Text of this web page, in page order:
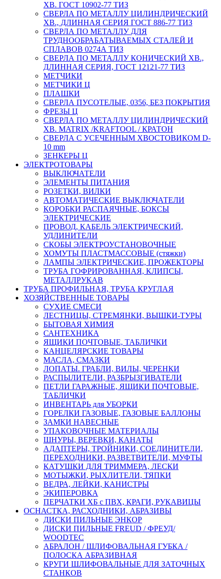
ХВ. ГОСТ 10902-77 ТИЗ
СВЕРЛА ПО МЕТАЛЛУ ЦИЛИНДРИЧЕСКИЙ
ХВ., ДЛИННАЯ СЕРИЯ ГОСТ 886-77 ТИЗ
СВЕРЛА ПО МЕТАЛЛУ ДЛЯ
ТРУДНООБРАБАТЫВАЕМЫХ СТАЛЕЙ И
СПЛАВОВ 0274А ТИЗ
СВЕРЛА ПО МЕТАЛЛУ КОНИЧЕСКИЙ ХВ.,
ДЛИННАЯ СЕРИЯ, ГОСТ 12121-77 ТИЗ
МЕТЧИКИ
МЕТЧИКИ Ц
ПЛАШКИ
СВЕРЛА ПУСОТЕЛЫЕ, 0356, БЕЗ ПОКРЫТИЯ
ФРЕЗЫ Ц
СВЕРЛА ПО МЕТАЛЛУ ЦИЛИНДРИЧЕСКИЙ
ХВ. MATRIX /KRAFTOOL / КРАТОН
СВЕРЛА С УСЕЧЕННЫМ ХВОСТОВИКОМ D-
10 mm
ЗЕНКЕРЫ Ц
ЭЛЕКТРОТОВАРЫ
ВЫКЛЮЧАТЕЛИ
ЭЛЕМЕНТЫ ПИТАНИЯ
РОЗЕТКИ, ВИЛКИ
АВТОМАТИЧЕСКИЕ ВЫКЛЮЧАТЕЛИ
КОРОБКИ РАСПАЯЧНЫЕ, БОКСЫ
ЭЛЕКТРИЧЕСКИЕ
ПРОВОД, КАБЕЛЬ ЭЛЕКТРИЧЕСКИЙ,
УДЛИНИТЕЛИ
СКОБЫ ЭЛЕКТРОУСТАНОВОЧНЫЕ
ХОМУТЫ ПЛАСТМАССОВЫЕ (стяжки)
ЛАМПЫ ЭЛЕКТРИЧЕСКИЕ, ПРОЖЕКТОРЫ
ТРУБА ГОФРИРОВАННАЯ, КЛИПСЫ,
МЕТАЛЛРУКАВ
ТРУБА ПРОФИЛЬНАЯ, ТРУБА КРУГЛАЯ
ХОЗЯЙСТВЕННЫЕ ТОВАРЫ
СУХИЕ СМЕСИ
ЛЕСТНИЦЫ, СТРЕМЯНКИ, ВЫШКИ-ТУРЫ
БЫТОВАЯ ХИМИЯ
САНТЕХНИКА
ЯЩИКИ ПОЧТОВЫЕ, ТАБЛИЧКИ
КАНЦЕЛЯРСКИЕ ТОВАРЫ
МАСЛА, СМАЗКИ
ЛОПАТЫ. ГРАБЛИ, ВИЛЫ, ЧЕРЕНКИ
РАСПЫЛИТЕЛИ, РАЗБРЫЗГИВАТЕЛИ
ПЕТЛИ ГАРАЖНЫЕ, ЯЩИКИ ПОЧТОВЫЕ,
ТАБЛИЧКИ
ИНВЕНТАРЬ для УБОРКИ
ГОРЕЛКИ ГАЗОВЫЕ, ГАЗОВЫЕ БАЛЛОНЫ
ЗАМКИ НАВЕСНЫЕ
УПАКОВОЧНЫЕ МАТЕРИАЛЫ
ШНУРЫ, ВЕРЕВКИ, КАНАТЫ
АДАПТЕРЫ, ТРОЙНИКИ, СОЕДИНИТЕЛИ,
ПЕРЕХОДНИКИ, РАЗВЕТВИТЕЛИ, МУФТЫ
КАТУШКИ ДЛЯ ТРИММЕРА, ЛЕСКИ
МОТЫЖКИ, РЫХЛИТЕЛИ, ТЯПКИ
ВЕДРА, ЛЕЙКИ, КАНИСТРЫ
ЭКИПЕРОВКА
ПЕРЧАТКИ ХБ с ПВХ, КРАГИ, РУКАВИЦЫ
ОСНАСТКА, РАСХОДНИКИ, АБРАЗИВЫ
ДИСКИ ПИЛЬНЫЕ ЭНКОР
ДИСКИ ПИЛЬНЫЕ FREUD / ФРЕУД/
WOODTEC
АБРАЛОН / ШЛИФОВАЛЬНАЯ ГУБКА /
ПОЛОСКА АБРАЗИВНАЯ
КРУГИ ШЛИФОВАЛЬНЫЕ ДЛЯ ЗАТОЧНЫХ
СТАНКОВ